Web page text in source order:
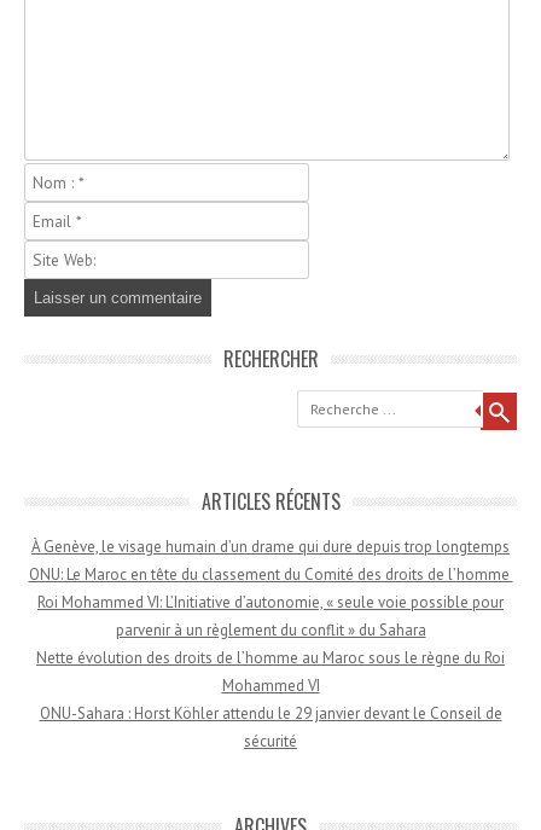
RECHERCHER
Recherche
ARTICLES RÉCENTS
À Genève, le visage humain d’un drame qui dure depuis trop longtemps
ONU: Le Maroc en tête du classement du Comité des droits de l’homme
Roi Mohammed VI: L’Initiative d’autonomie, « seule voie possible pour
parvenir à un règlement du conflit » du Sahara
Nette évolution des droits de l’homme au Maroc sous le règne du Roi
Mohammed VI
ONU-Sahara : Horst Köhler attendu le 29 janvier devant le Conseil de
sécurité